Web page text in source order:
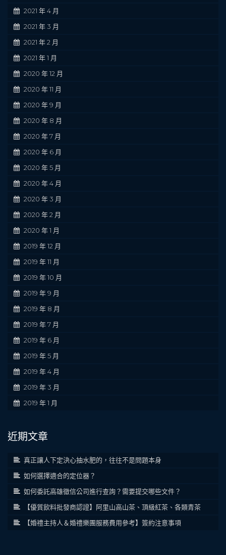
2021 年 4 月
2021 年 3 月
2021 年 2 月
2021 年 1 月
2020 年 12 月
2020 年 11 月
2020 年 9 月
2020 年 8 月
2020 年 7 月
2020 年 6 月
2020 年 5 月
2020 年 4 月
2020 年 3 月
2020 年 2 月
2020 年 1 月
2019 年 12 月
2019 年 11 月
2019 年 10 月
2019 年 9 月
2019 年 8 月
2019 年 7 月
2019 年 6 月
2019 年 5 月
2019 年 4 月
2019 年 3 月
2019 年 1 月
近期文章
真正讓人下定決心抽水肥的，往往不是問題本身
如何選擇適合的定位器？
如何委託高雄徵信公司進行查詢？需要提交哪些文件？
【優質飲料批發商認證】阿里山高山茶、頂級紅茶、各類青茶
【婚禮主持人＆婚禮樂團服務費用參考】簽約注意事項